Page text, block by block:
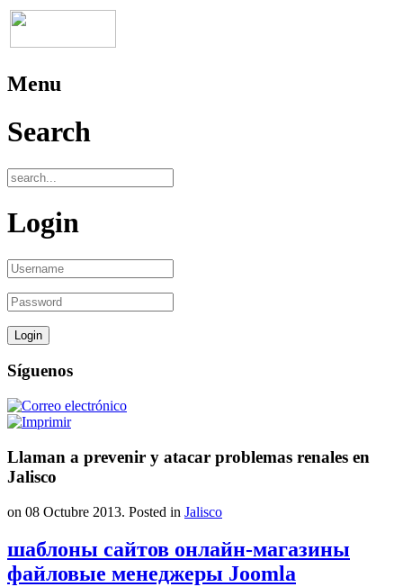
Menu
Search
Login
Síguenos
Llaman a prevenir y atacar problemas renales en
Jalisco
on 08 Octubre 2013. Posted in Jalisco
шаблоны сайтов онлайн-магазины
файловые менеджеры Joomla